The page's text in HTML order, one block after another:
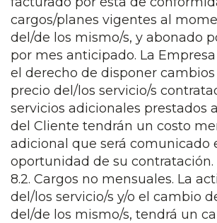
cargos/planes vigentes al
del/de los mismo/s, y abonado
por mes anticipado. La Empresa
el derecho de disponer
precio del/los servicio/s
servicios adicionales prestados
del Cliente tendrán un costo
adicional que será comunicado
oportunidad de su contratación.
8.2. Cargos no mensuales. La
del/los servicio/s y/o el cambio
del/de los mismo/s, tendrá un